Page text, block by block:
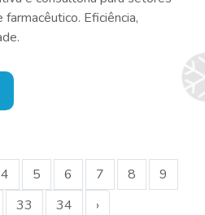
Eficiência,
4 5 6 7 8
9
33 34 ›